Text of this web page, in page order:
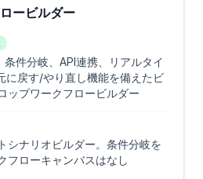
ービルダー
条件分岐、API連携、リアルタイ
に戻す/やり直し機能を備えたビ
ップワークフロービルダー
シナリオビルダー。条件分岐を
フローキャンバスはなし